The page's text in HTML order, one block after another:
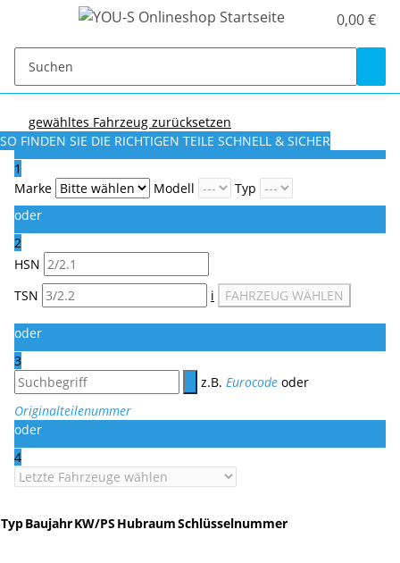
0,00 €
gewähltes Fahrzeug zurücksetzen
SO FINDEN SIE DIE RICHTIGEN TEILE SCHNELL & SICHER
1
Marke
Modell
Typ
oder
2
HSN
TSN
i FAHRZEUG WÄHLEN
oder
3
z.B. Eurocode oder
Originalteilenummer
oder
4
TypBaujahrKW/PS HubraumSchlüsselnummer